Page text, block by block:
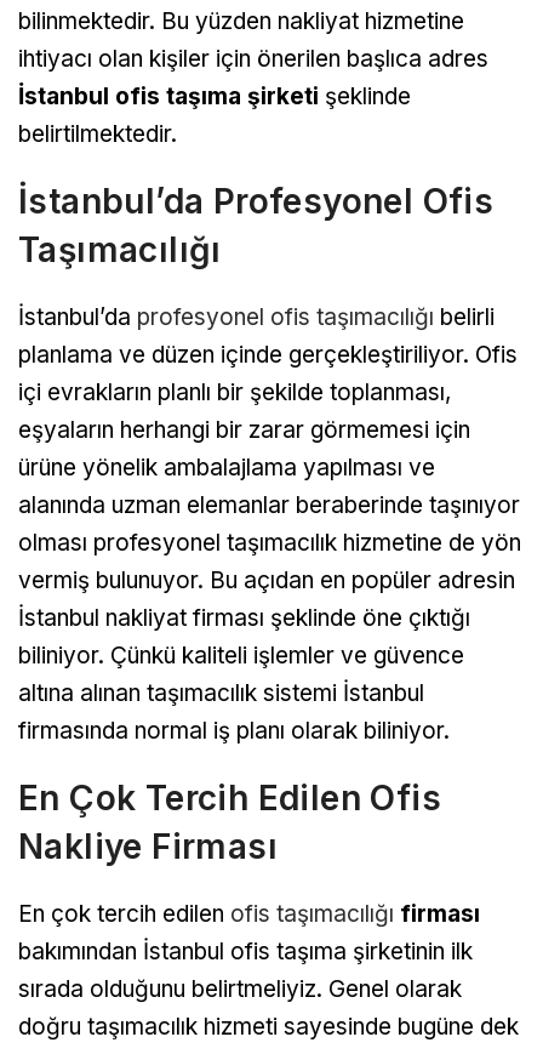
bilinmektedir. Bu yüzden nakliyat hizmetine
ihtiyacı olan kişiler için önerilen başlıca adres
İstanbul ofis taşıma şirketi şeklinde
belirtilmektedir.
İstanbul’da Profesyonel Ofis
Taşımacılığı
İstanbul’da profesyonel ofis taşımacılığı belirli
planlama ve düzen içinde gerçekleştiriliyor. Ofis
içi evrakların planlı bir şekilde toplanması,
eşyaların herhangi bir zarar görmemesi için
ürüne yönelik ambalajlama yapılması ve
alanında uzman elemanlar beraberinde taşınıyor
olması profesyonel taşımacılık hizmetine de yön
vermiş bulunuyor. Bu açıdan en popüler adresin
İstanbul nakliyat firması şeklinde öne çıktığı
biliniyor. Çünkü kaliteli işlemler ve güvence
altına alınan taşımacılık sistemi İstanbul
firmasında normal iş planı olarak biliniyor.
En Çok Tercih Edilen Ofis
Nakliye Firması
En çok tercih edilen ofis taşımacılığı firması
bakımından İstanbul ofis taşıma şirketinin ilk
sırada olduğunu belirtmeliyiz. Genel olarak
doğru taşımacılık hizmeti sayesinde bugüne dek